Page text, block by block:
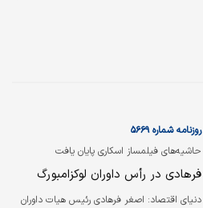
حاشیه‌های فیلمساز اسکاری پایان یافت
روزنامه شماره ۵۶۶۹
فرهادی در رأس داوران لوکزامبورگ
دنیای اقتصاد: اصغر فرهادی رئیس هیات داوران